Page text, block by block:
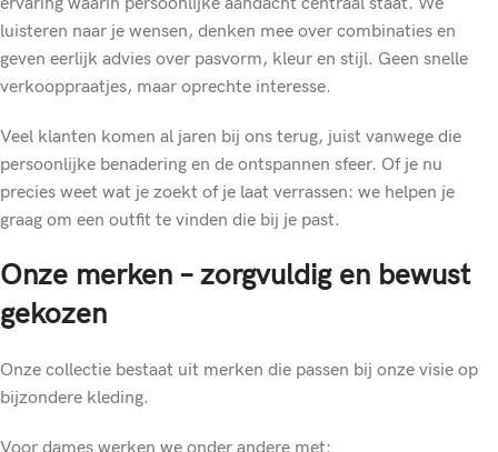
luisteren naar je wensen, denken mee over combinaties en
geven eerlijk advies over pasvorm, kleur en stijl. Geen snelle
verkooppraatjes, maar oprechte interesse.
Veel klanten komen al jaren bij ons terug, juist vanwege die
persoonlijke benadering en de ontspannen sfeer. Of je nu
precies weet wat je zoekt of je laat verrassen: we helpen je
graag om een outfit te vinden die bij je past.
Onze merken – zorgvuldig en bewust
gekozen
Onze collectie bestaat uit merken die passen bij onze visie op
bijzondere kleding.